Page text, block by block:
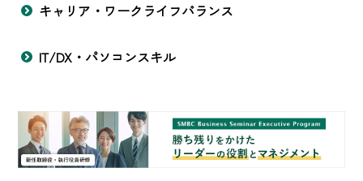
キャリア・ワークライフバランス
IT/DX・パソコンスキル